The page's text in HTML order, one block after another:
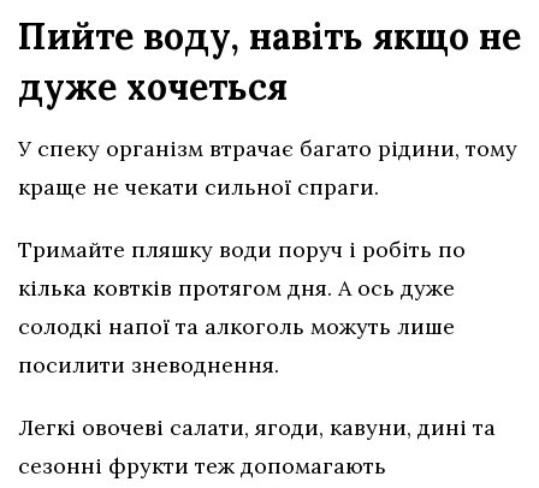
Пийте воду, навіть якщо не
дуже хочеться
У спеку організм втрачає багато рідини, тому
краще не чекати сильної спраги.
Тримайте пляшку води поруч і робіть по
кілька ковтків протягом дня. А ось дуже
солодкі напої та алкоголь можуть лише
посилити зневоднення.
Легкі овочеві салати, ягоди, кавуни, дині та
сезонні фрукти теж допомагають